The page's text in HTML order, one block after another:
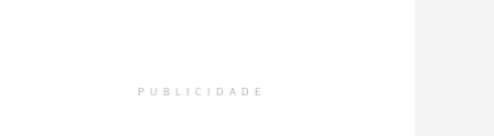
PUBLICIDADE